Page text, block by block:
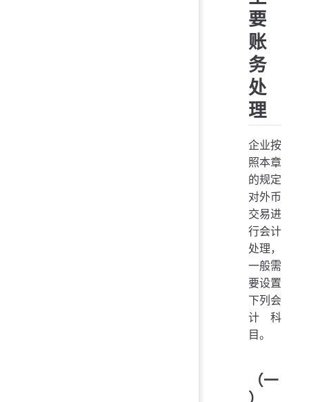
要
账
务
处
理
企业按
照本章
的规定
对外币
交易进
行会计
处理，
一般需
要设置
下列会
计科
目。
（一
）